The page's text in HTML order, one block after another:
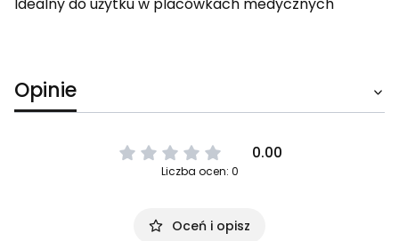
Opinie
0.00
Liczba ocen: 0
Oceń i opisz